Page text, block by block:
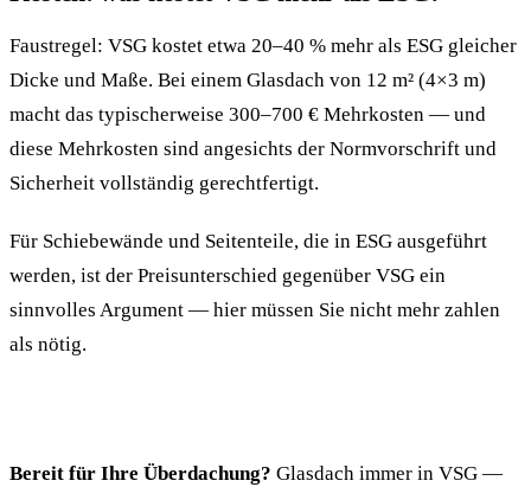
Faustregel: VSG kostet etwa 20–40 % mehr als ESG gleicher
Dicke und Maße. Bei einem Glasdach von 12 m² (4×3 m)
macht das typischerweise 300–700 € Mehrkosten — und
diese Mehrkosten sind angesichts der Normvorschrift und
Sicherheit vollständig gerechtfertigt.
Für Schiebewände und Seitenteile, die in ESG ausgeführt
werden, ist der Preisunterschied gegenüber VSG ein
sinnvolles Argument — hier müssen Sie nicht mehr zahlen
als nötig.
Bereit für Ihre Überdachung? Glasdach immer in VSG —